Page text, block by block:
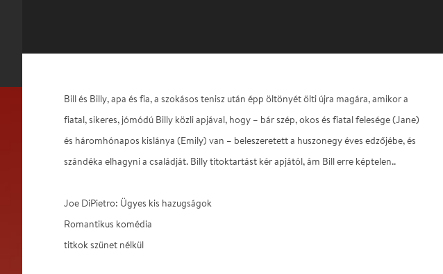
Bill és Billy, apa és fia, a szokásos tenisz után épp öltönyét ölti újra magára, amikor a
fiatal, sikeres, jómódú Billy közli apjával, hogy – bár szép, okos és fiatal felesége (Jane)
és háromhónapos kislánya (Emily) van – beleszeretett a huszonegy éves edzőjébe, és
szándéka elhagyni a családját. Billy titoktartást kér apjától, ám Bill erre képtelen..
Joe DiPietro: Ügyes kis hazugságok
Romantikus komédia
titkok szünet nélkül